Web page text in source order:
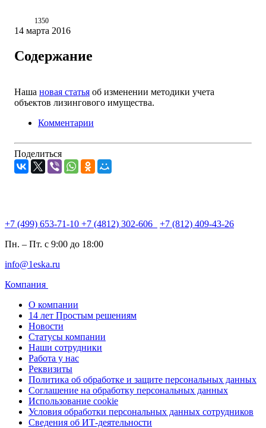
1350
14 марта 2016
Содержание
Наша новая статья об изменении методики учета
объектов лизингового имущества.
Комментарии
Поделиться
+7 (499) 653-71-10 +7 (4812) 302-606
+7 (812) 409-43-26
Пн. – Пт. с 9:00 до 18:00
info@1eska.ru
Компания
О компании
14 лет Простым решениям
Новости
Статусы компании
Наши сотрудники
Работа у нас
Реквизиты
Политика об обработке и защите персональных данных
Соглашение на обработку персональных данных
Использование cookie
Условия обработки персональных данных сотрудников
Сведения об ИТ-деятельности